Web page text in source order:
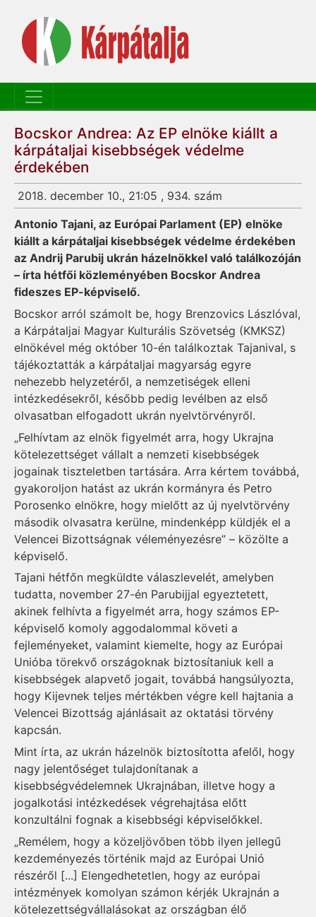
Bocskor Andrea: Az EP elnöke kiállt a
kárpátaljai kisebbségek védelme
érdekében
2018. december 10., 21:05 , 934. szám
Antonio Tajani, az Európai Parlament (EP) elnöke
kiállt a kárpátaljai kisebbségek védelme érdekében
az Andrij Parubij ukrán házelnökkel való találkozóján
– írta hétfői közleményében Bocskor Andrea
fideszes EP-képviselő.
Bocskor arról számolt be, hogy Brenzovics Lászlóval,
a Kárpátaljai Magyar Kulturális Szövetség (KMKSZ)
elnökével még október 10-én találkoztak Tajanival, s
tájékoztatták a kárpátaljai magyarság egyre
nehezebb helyzetéről, a nemzetiségek elleni
intézkedésekről, később pedig levélben az első
olvasatban elfogadott ukrán nyelvtörvényről.
„Felhívtam az elnök figyelmét arra, hogy Ukrajna
kötelezettséget vállalt a nemzeti kisebbségek
jogainak tiszteletben tartására. Arra kértem továbbá,
gyakoroljon hatást az ukrán kormányra és Petro
Porosenko elnökre, hogy mielőtt az új nyelvtörvény
második olvasatra kerülne, mindenképp küldjék el a
Velencei Bizottságnak véleményezésre” – közölte a
képviselő.
Tajani hétfőn megküldte válaszlevelét, amelyben
tudatta, november 27-én Parubijjal egyeztetett,
akinek felhívta a figyelmét arra, hogy számos EP-
képviselő komoly aggodalommal követi a
fejleményeket, valamint kiemelte, hogy az Európai
Unióba törekvő országoknak biztosítaniuk kell a
kisebbségek alapvető jogait, továbbá hangsúlyozta,
hogy Kijevnek teljes mértékben végre kell hajtania a
Velencei Bizottság ajánlásait az oktatási törvény
kapcsán.
Mint írta, az ukrán házelnök biztosította afelől, hogy
nagy jelentőséget tulajdonítanak a
kisebbségvédelemnek Ukrajnában, illetve hogy a
jogalkotási intézkedések végrehajtása előtt
konzultálni fognak a kisebbségi képviselőkkel.
„Remélem, hogy a közeljövőben több ilyen jellegű
kezdeményezés történik majd az Európai Unió
részéről [...] Elengedhetetlen, hogy az európai
intézmények komolyan számon kérjék Ukrajnán a
kötelezettségvállalásokat az országban élő